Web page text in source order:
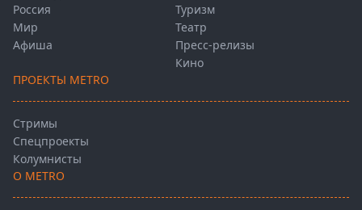
Россия
Мир
Афиша
Туризм
Театр
Пресс-релизы
Кино
ПРОЕКТЫ METRO
Стримы
Спецпроекты
Колумнисты
О METRO